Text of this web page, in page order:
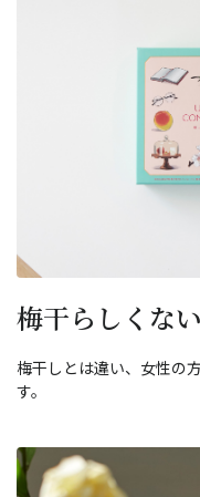
梅干らしくな
梅干しとは違い、女性の
す。